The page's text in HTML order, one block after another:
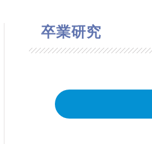
卒業研究